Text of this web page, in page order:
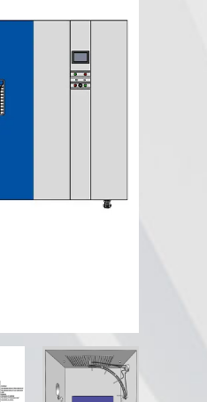
Température
Chambre d'essai de
Chambre contrôlée
Chambre climatique
Chambre de
modules PV
Chambre d'essai de
température